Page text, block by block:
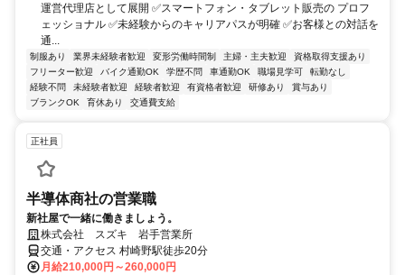
運営代理店として展開 ✅スマートフォン・タブレット販売の プロフ
ェッショナル ✅未経験からのキャリアパスが明確 ✅お客様との対話を
通...
制服あり 業界未経験者歓迎 変形労働時間制 主婦・主夫歓迎
資格取得支援あり
フリーター歓迎
バイク通勤OK 学歴不問 車通勤OK 職場見学可
転勤なし
経験不問
未経験者歓迎 経験者歓迎 有資格者歓迎 研修あり
賞与あり
ブランクOK
育休あり 交通費支給
正社員
半導体商社の営業職
新社屋で一緒に働きましょう。
株式会社 スズキ 岩手営業所
交通・アクセス 村崎野駅徒歩20分
月給210,000円～260,000円